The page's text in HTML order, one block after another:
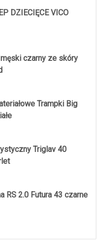
DZIECIĘCE VICO
czarny ze skóry
Trampki Big
Triglav 40
RS 2.0 Futura 43 czarne